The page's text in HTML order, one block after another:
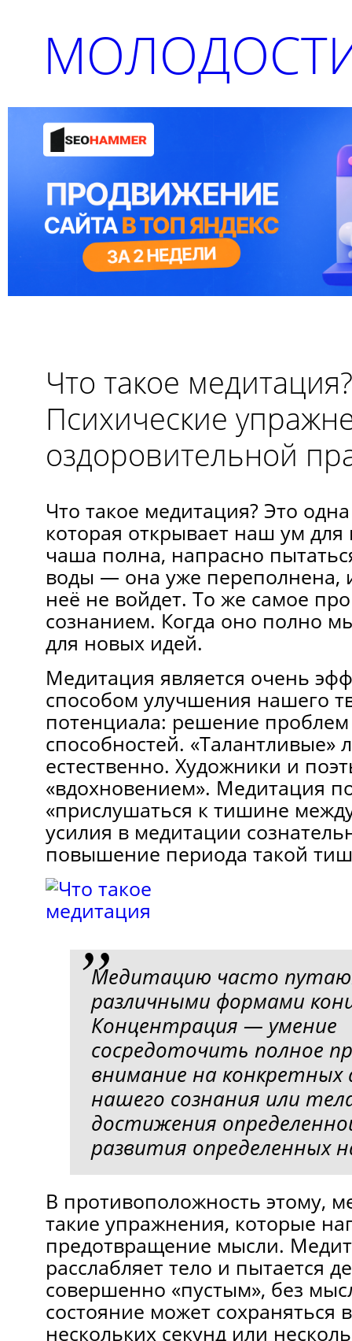
Что такое медитация?
Психические
оздоровительной
Что такое медитация? Это
которая открывает наш ум
чаша полна, напрасно
воды — она уже переполнена,
неё не войдет. То же самое
сознанием. Когда оно полно
для новых идей.
Медитация является очень
способом улучшения нашего
потенциала: решение
способностей. «Талантливые»
естественно. Художники и
«вдохновением». Медитация
«прислушаться к тишине
усилия в медитации
повышение периода такой
Медитацию часто
различными формами
Концентрация — умение
сосредоточить полное
внимание на конкретных
нашего сознания или
достижения
развития определенных
В противоположность этому,
такие упражнения, которые
предотвращение мысли.
расслабляет тело и пытается
совершенно «пустым», без
состояние может сохраняться
нескольких секунд или